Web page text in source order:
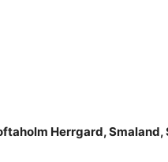
(Toftaholm Herrgard,